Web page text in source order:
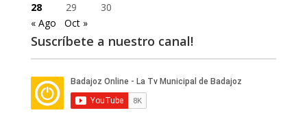
28
29
30
« Ago
Oct »
Suscríbete a nuestro canal!